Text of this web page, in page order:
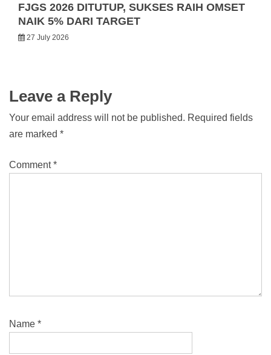
FJGS 2026 DITUTUP, SUKSES RAIH OMSET
NAIK 5% DARI TARGET
27 July 2026
Leave a Reply
Your email address will not be published. Required fields
are marked *
Comment*
Name *